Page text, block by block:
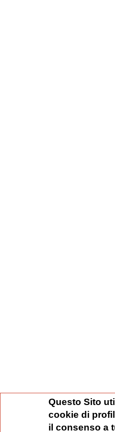
Questo Sito
cookie di
il consenso a